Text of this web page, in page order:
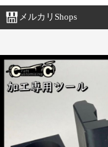
メルカリShops